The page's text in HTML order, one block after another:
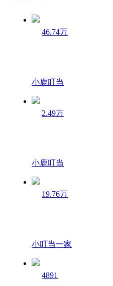
46.74万
小鹿叮当
2.49万
小鹿叮当
19.76万
小叮当一家
4891